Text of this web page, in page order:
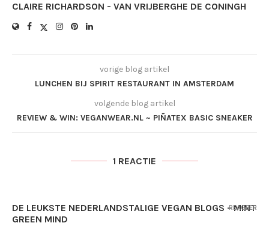
CLAIRE RICHARDSON - VAN VRIJBERGHE DE CONINGH
vorige blog artikel
LUNCHEN BIJ SPIRIT RESTAURANT IN AMSTERDAM
volgende blog artikel
REVIEW & WIN: VEGANWEAR.NL ~ PIÑATEX BASIC SNEAKER
1 REACTIE
DE LEUKSTE NEDERLANDSTALIGE VEGAN BLOGS - MINT
GREEN MIND
REAGEER